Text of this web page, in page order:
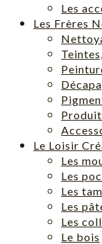
Les
Les Frères
Le Loisir
Les
Les
Les
Les
Les
Le bois